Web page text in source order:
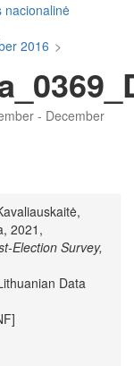
nacionalinė
2016 >
- December
2021,
Election Survey,
Data